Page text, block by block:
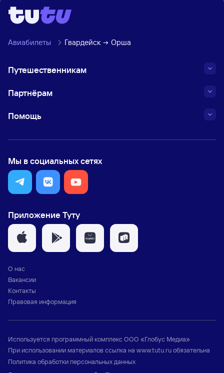
Авиабилеты Гвардейск Орша
Путешественникам
Партнёрам
Помощь
Мы в социальных сетях
Приложение Туту
О нас
Вакансии
Контакты
Правовая информация
Используется программный комплексООО «Глобус Медиа»
При использовании материалов ссылка на www.tutu.ruобязательна
Политика обработки персональных данных